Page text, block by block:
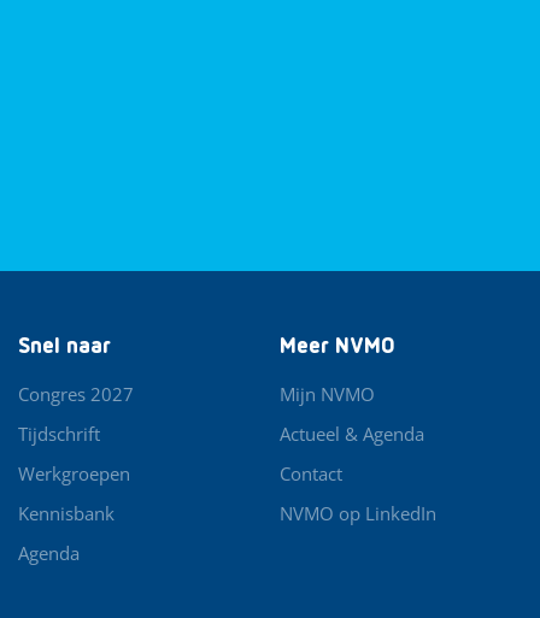
Snel naar
Congres 2027
Tijdschrift
Werkgroepen
Kennisbank
Agenda
Meer NVMO
Mijn NVMO
Actueel & Agenda
Contact
NVMO op LinkedIn